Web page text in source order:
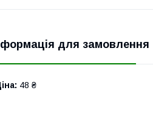
для замовлення
48 ₴